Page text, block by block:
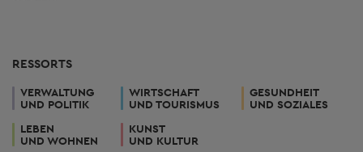
RESSORTS
VERWALTUNG
UND POLITIK
WIRTSCHAFT
UND TOURISMUS
GESUNDHEIT
UND SOZIALES
LEBEN
UND WOHNEN
KUNST
UND KULTUR